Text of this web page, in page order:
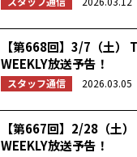
【第668回】3/7（土）
WEEKLY放送予告！
スタッフ通信 2026.03.05
【第667回】2/28（土
WEEKLY放送予告！